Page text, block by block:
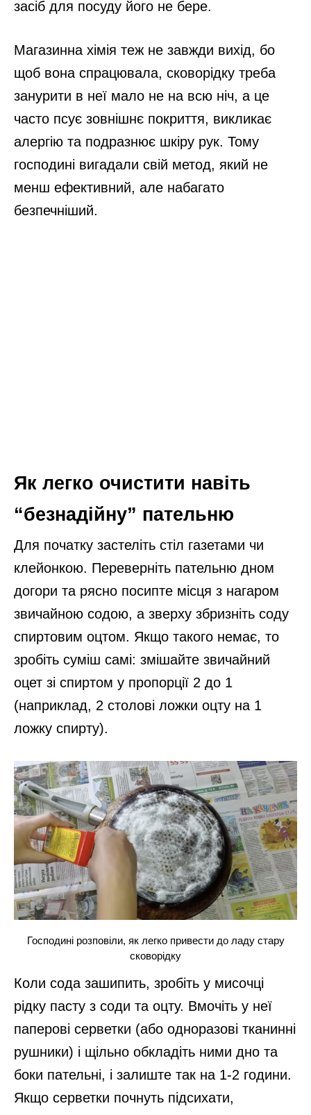
засіб для посуду його не бере.
Магазинна хімія теж не завжди вихід, бо
щоб вона спрацювала, сковорідку треба
занурити в неї мало не на всю ніч, а це
часто псує зовнішнє покриття, викликає
алергію та подразнює шкіру рук. Тому
господині вигадали свій метод, який не
менш ефективний, але набагато
безпечніший.
Як легко очистити навіть
“безнадійну” пательню
Для початку застеліть стіл газетами чи
клейонкою. Переверніть пательню дном
догори та рясно посипте місця з нагаром
звичайною содою, а зверху збризніть соду
спиртовим оцтом. Якщо такого немає, то
зробіть суміш самі: змішайте звичайний
оцет зі спиртом у пропорції 2 до 1
(наприклад, 2 столові ложки оцту на 1
ложку спирту).
Господині розповіли, як легко привести до ладу стару
сковорідку
Коли сода зашипить, зробіть у мисочці
рідку пасту з соди та оцту. Вмочіть у неї
паперові серветки (або одноразові тканинні
рушники) і щільно обкладіть ними дно та
боки пательні, і залиште так на 1-2 години.
Якщо серветки почнуть підсихати,